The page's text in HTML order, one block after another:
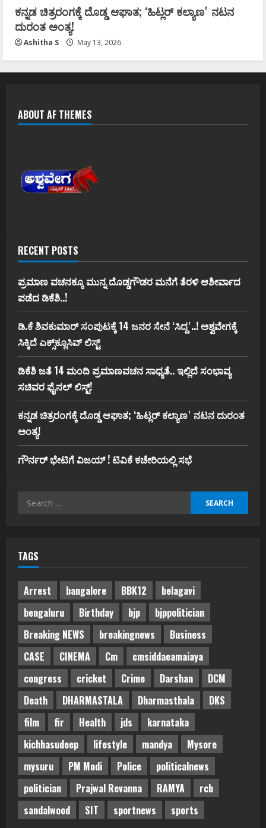
ಕನ್ನಡ ಚಿತ್ರರಂಗಕ್ಕೆ ದೊಡ್ಡ ಆಘಾತ; ʻಹಿಟ್ಲರ್ ಕಲ್ಯಾಣʼ ನಟನ
ದುರಂತ ಅಂತ್ಯ!
Ashitha S May 13, 2026
ABOUT AF THEMES
RECENT POSTS
ಪ್ರಮಾಣ ವಚನಕ್ಕೂ ಮುನ್ನ ದೊಡ್ಡಗೌಡರ ಮನೆಗೆ ತೆರಳಿ ಆಶೀರ್ವಾದ
ಪಡೆದ ಡಿಕೆಶಿ..!
ಡಿ.ಕೆ ಶಿವಕುಮಾರ್‌ ಸಂಪುಟಕ್ಕೆ 14 ಜನರ ಸೇನೆ ʻಸಿದ್ದʼ..! ಅಶ್ವವೇಗಕ್ಕೆ
ಸಿಕ್ಕಿದೆ ಎಕ್ಸ್‌ಕ್ಲೂಸಿವ್‌ ಲಿಸ್ಟ್‌
ಡಿಕೆಶಿ ಜತೆ 14 ಮಂದಿ ಪ್ರಮಾಣವಚನ ಸಾಧ್ಯತೆ.. ಇಲ್ಲಿದೆ ಸಂಭಾವ್ಯ
ಸಚಿವರ ಫೈನಲ್ ಲಿಸ್ಟ್‌!
ಕನ್ನಡ ಚಿತ್ರರಂಗಕ್ಕೆ ದೊಡ್ಡ ಆಘಾತ; ʻಹಿಟ್ಲರ್ ಕಲ್ಯಾಣʼ ನಟನ ದುರಂತ
ಅಂತ್ಯ!
ಗೌರ್ನರ್‌ ಭೇಟಿಗೆ ವಿಜಯ್‌ ! ಟಿವಿಕೆ ಕಚೇರಿಯಲ್ಲಿ ಸಭೆ
Search
TAGS
Arrest bangalore BBK12
belagavi
bengaluru
Birthday bjp
bjppolitician
Breaking NEWS
breakingnews
Business
CASE
CINEMA Cm
cmsiddaeamaiaya
congress
cricket Crime Darshan
DCM
Death
DHARMASTALA Dharmasthala
DKS
film
fir Health jds
karnataka
kichhasudeep
lifestyle mandya
Mysore
mysuru
PM Modi Police
politicalnews
politician
Prajwal Revanna RAMYA
rcb
sandalwood
SIT sportnews sports